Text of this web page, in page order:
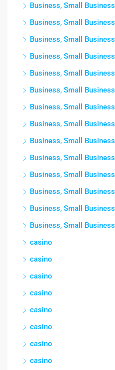
Business, Small Business
Business, Small Business
Business, Small Business
Business, Small Business
Business, Small Business
Business, Small Business
Business, Small Business
Business, Small Business
Business, Small Business
Business, Small Business
Business, Small Business
Business, Small Business
Business, Small Business
Business, Small Business
casino
casino
casino
casino
casino
casino
casino
casino